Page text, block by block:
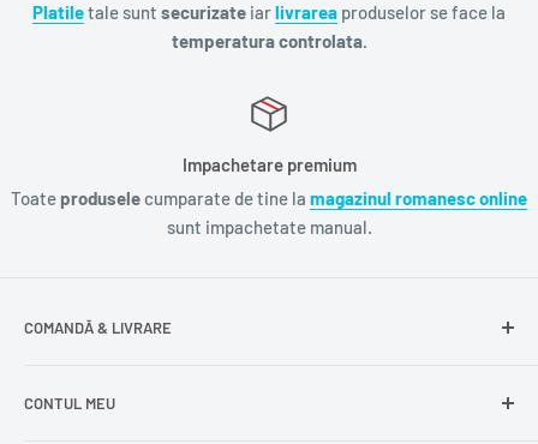
Platiletale sunt securizate iarlivrarea produselor se face la
temperatura controlata.
Impachetare premium
Toate produsele cumparate de tine la magazinul romanesc online
sunt impachetate manual.
COMANDĂ & LIVRARE
Livrare gratuită
CONTUL MEU